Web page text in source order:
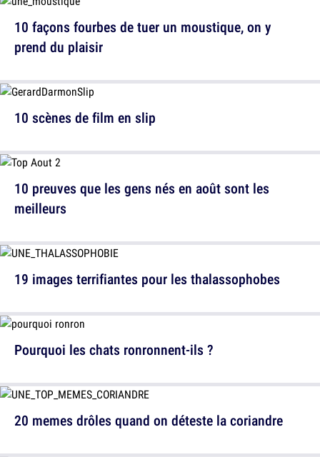
10 scènes de film en slip
19 images terrifiantes pour les thalassophobes
20 memes drôles quand on déteste la coriandre
10 façons fourbes de tuer un moustique, on y
prend du plaisir
10 preuves que les gens nés en août sont les
meilleurs
Pourquoi les chats ronronnent-ils ?